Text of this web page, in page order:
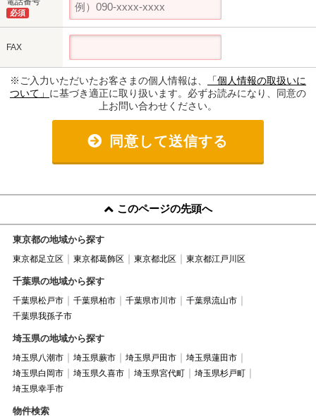
必須
FAX
※ご入力いただいたお客さまの個人情報は、
「個人情報の取扱いに
ついて」 に基づき適正に取り扱います。必ずお読みになり、同意の
上お問い合わせください。
同意して送信する
このページの先頭へ
東京都の地域から探す
東京都足立区 東京都葛飾区 東京都北区 東京都江戸川区
千葉県の地域から探す
千葉県松戸市 千葉県柏市 千葉県市川市
千葉県流山市
千葉県我孫子市
埼玉県の地域から探す
埼玉県八潮市 埼玉県蕨市 埼玉県戸田市
埼玉県蓮田市
埼玉県白岡市
埼玉県久喜市 埼玉県宮代町
埼玉県杉戸町
埼玉県幸手市
物件検索